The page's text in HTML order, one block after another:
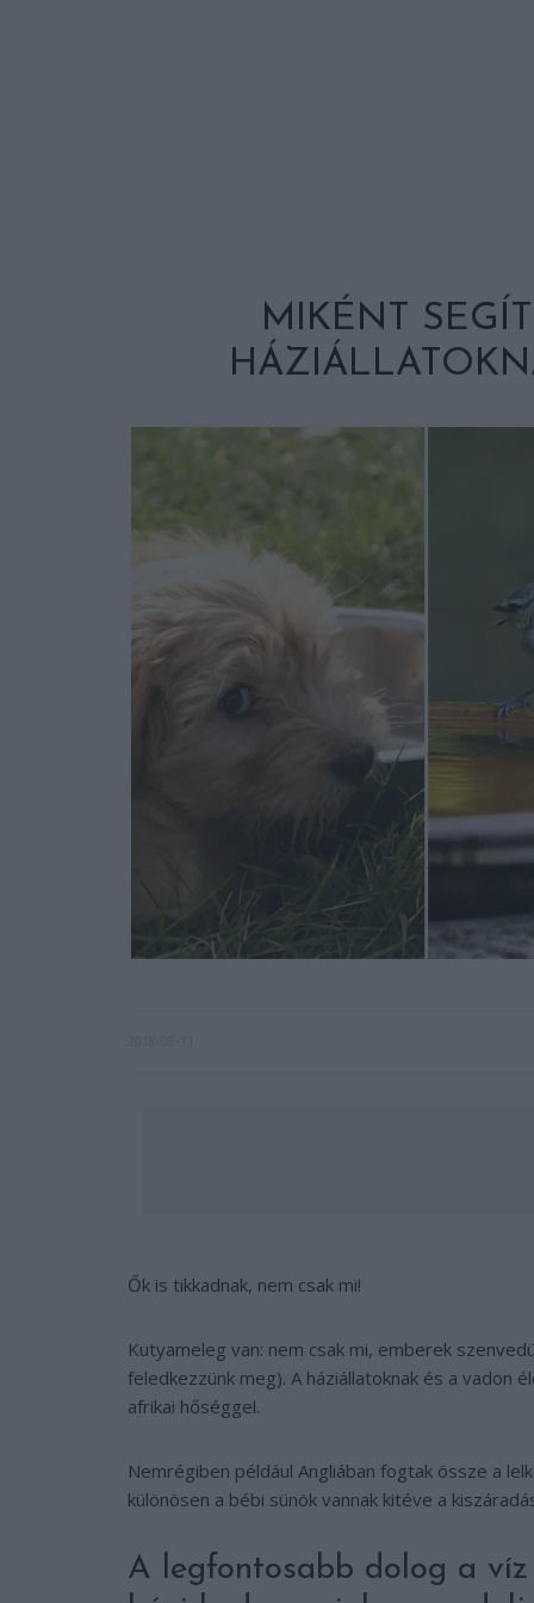
MIKÉNT
Ők is tikkadnak, nem csak mi!
Kutyameleg van: nem csak mi, emberek
feledkezzünk meg). A háziállatoknak és a vadon
afrikai hőséggel.
Nemrégiben például Angliában fogtak össze a
különösen a bébi sünök vannak kitéve a
A legfontosabb dolog a